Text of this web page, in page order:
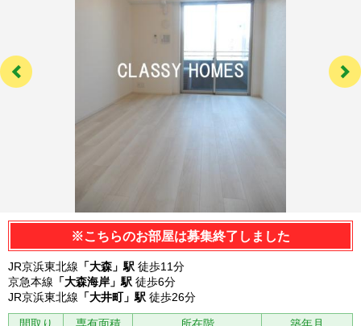
※こちらのお部屋は募集終了しました
JR京浜東北線 「大森」駅 徒歩11分
京急本線 「大森海岸」駅 徒歩6分
JR京浜東北線 「大井町」駅 徒歩26分